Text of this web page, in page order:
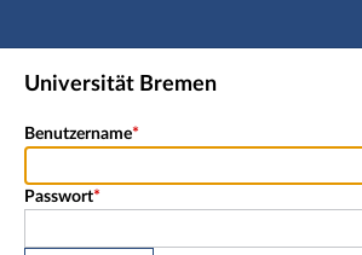
Hauptnavigation
Shibboleth Login
Universität Bremen
Benutzername
Passwort